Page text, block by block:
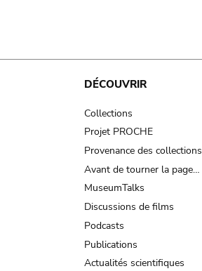
DÉCOUVRIR
Collections
Projet PROCHE
Provenance des collections
Avant de tourner la page…
MuseumTalks
Discussions de films
Podcasts
Publications
Actualités scientifiques